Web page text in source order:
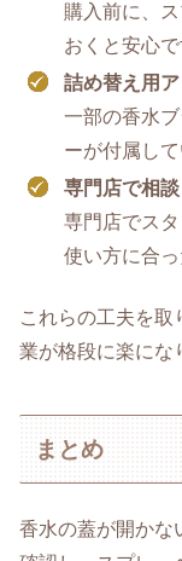
購入前に、
おくと安心で
詰め替え用
一部の香水
ーが付属し
専門店で相
専門店でス
使い方に合
これらの工夫を取
業が格段に楽にな
まとめ
香水の蓋が開かな